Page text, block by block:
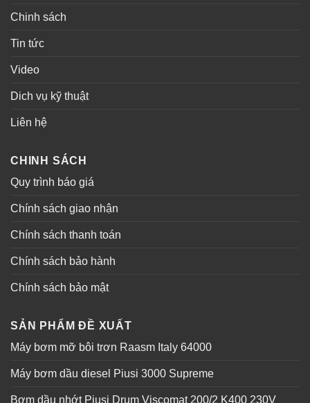
Chinh sách
Tin tức
Video
Dich vụ kỹ thuật
Liên hệ
CHINH SÁCH
Quy trình báo giá
Chính sách giao nhận
Chính sách thanh toán
Chính sách bảo hành
Chính sách bảo mật
SẢN PHẨM ĐỀ XUẤT
Máy bơm mỡ bôi trơn Raasm Italy 64000
Máy bơm dầu diesel Piusi 3000 Supreme
Bơm dầu nhớt Piusi Drum Viscomat 200/2 K400 230V